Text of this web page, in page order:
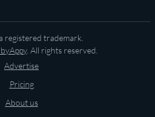
registered trademark.
. All rights reserved.
Advertise
Pricing
About us